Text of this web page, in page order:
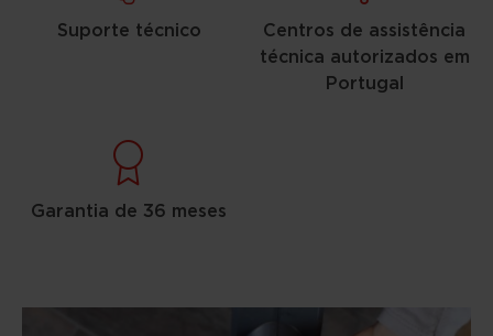
Suporte técnico
Centros de assistência
técnica autorizados em
Portugal
Garantia de 36 meses